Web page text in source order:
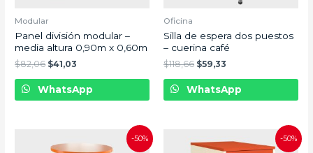
Modular
Panel división modular –
media altura 0,90m x 0,60m
$82,06 $41,03
WhatsApp
Oficina
Silla de espera dos puestos
– cuerina café
$118,66 $59,33
WhatsApp
-50% -50%